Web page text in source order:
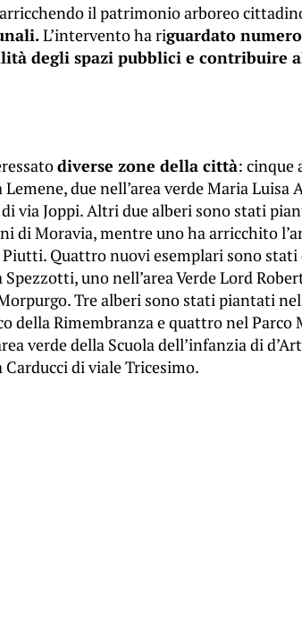
il patrimonio arboreo
L’intervento ha riguardato
degli spazi pubblici e contribuire
diverse zone della città: cinque
due nell’area verde Maria
via Joppi. Altri due alberi sono stati
di Moravia, mentre uno ha arricchito
Quattro nuovi esemplari sono stati
uno nell’area Verde Lord
Tre alberi sono stati piantati
della Rimembranza e quattro nel
verde della Scuola dell’infanzia di
Carducci di viale Tricesimo.